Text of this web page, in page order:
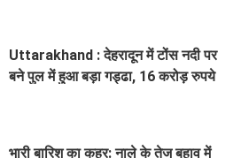
Uttarakhand : देहरादून में टोंस नदी पर
बने पुल में हुआ बड़ा गड्ढा, 16 करोड़ रुपये
भारी बारिश का कहर: नाले के तेज बहाव में